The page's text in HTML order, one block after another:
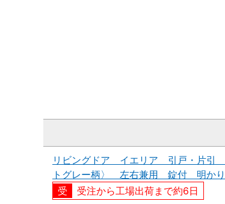
リビングドア イエリア 引戸・片
トグレー柄〉 左右兼用 錠付 明か
受注から工場出荷まで約6日